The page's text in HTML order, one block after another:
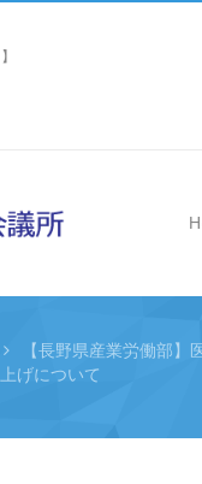
【長野県産業労働部
げについて